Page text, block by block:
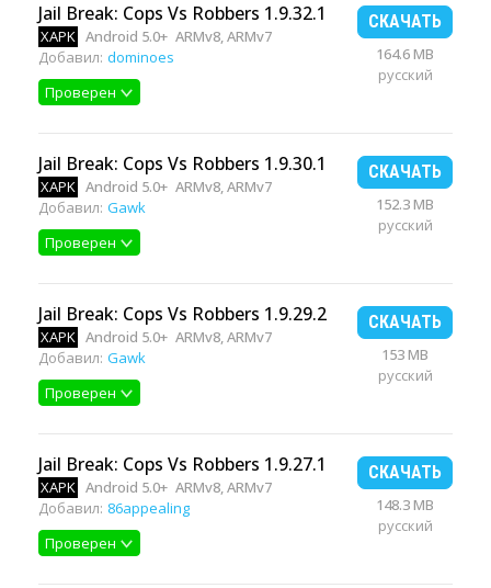
Jail Break: Cops Vs Robbers 1.9.32.1
XAPK Android 5.0+ ARMv8, ARMv7
Добавил: dominoes
Проверен
СКАЧАТЬ
164.6 MB
русский
Jail Break: Cops Vs Robbers 1.9.30.1
XAPK Android 5.0+ ARMv8, ARMv7
Добавил: Gawk
Проверен
СКАЧАТЬ
152.3 MB
русский
Jail Break: Cops Vs Robbers 1.9.29.2
XAPK Android 5.0+ ARMv8, ARMv7
Добавил: Gawk
Проверен
СКАЧАТЬ
153 MB
русский
Jail Break: Cops Vs Robbers 1.9.27.1
XAPK Android 5.0+ ARMv8, ARMv7
Добавил: 86appealing
Проверен
СКАЧАТЬ
148.3 MB
русский